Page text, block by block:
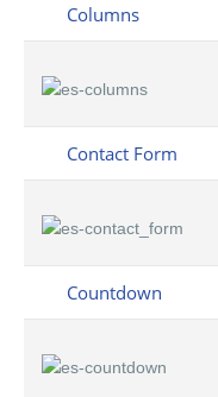
Columns
Contact Form
Countdown